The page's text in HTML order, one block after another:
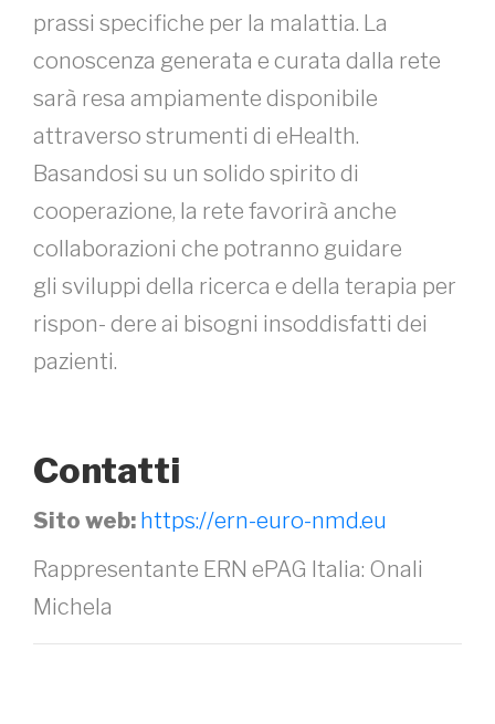
prassi specifiche per la malattia. La
conoscenza generata e curata dalla rete
sarà resa ampiamente disponibile
attraverso strumenti di eHealth.
Basandosi su un solido spirito di
cooperazione, la rete favorirà anche
collaborazioni che potranno guidare
gli sviluppi della ricerca e della terapia per
rispon- dere ai bisogni insoddisfatti dei
pazienti.
Contatti
Sito web: https://ern-euro-nmd.eu
Rappresentante ERN ePAG Italia: Onali
Michela